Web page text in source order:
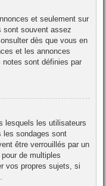
et seulement sur
sont souvent assez
dès que vous en
et les annonces
sont définies par
lesquels les utilisateurs
les sondages sont
être verrouillés par un
de multiples
vos propres sujets, si